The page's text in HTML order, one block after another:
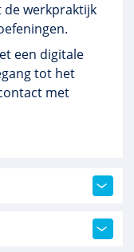
werkpraktijk
een digitale
tot het
met